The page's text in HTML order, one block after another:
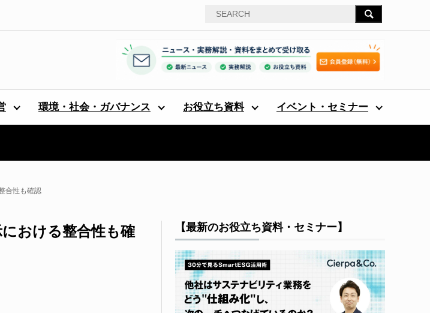
環境・社会・ガバナンス お役立ち資料 イベント・セミナー
合性も確認
おける整合性も確
【最新のお役立ち資料・セミナー】